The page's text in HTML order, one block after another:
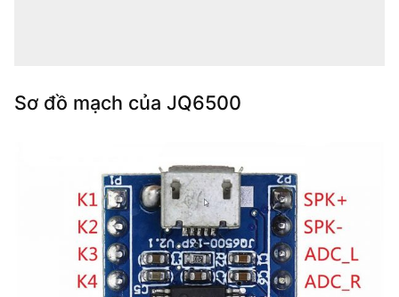
Sơ đồ mạch của JQ6500